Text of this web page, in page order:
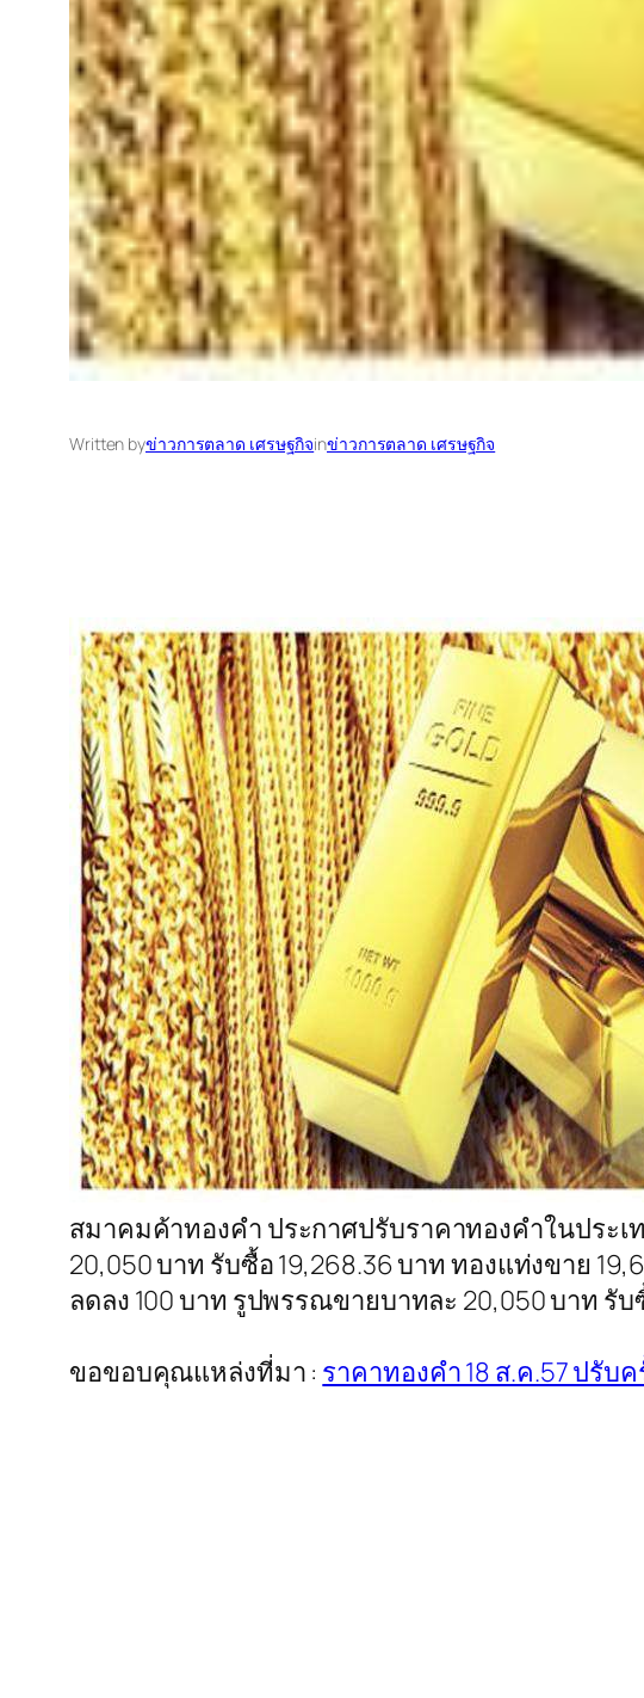
Written byข่าวการตลาด เศรษฐกิจinข่าวการตลาด เศรษฐกิจ
สมาคมค้าทองคำ ประกาศปรับราคาทองคำในประ
20,050 บาท รับซื้อ 19,268.36 บาท ทองแท่งขาย
ลดลง 100 บาท รูปพรรณขายบาทละ 20,050 บาท รับ
ขอขอบคุณแหล่งที่มา : ราคาทองคำ 18 ส.ค.57 ปรับค